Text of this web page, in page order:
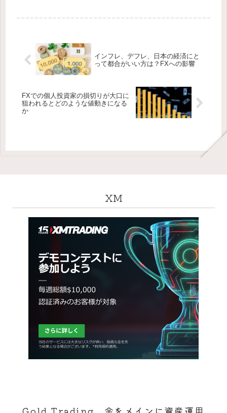
インフレ、デフレ、日本の経済にと
って都合がいい方は？FXへの影響
FXでの個人投資家の損切りが大口に
狙われるとどのような値動きになる
か
XM
Gold Trading 金をメインに資産運用